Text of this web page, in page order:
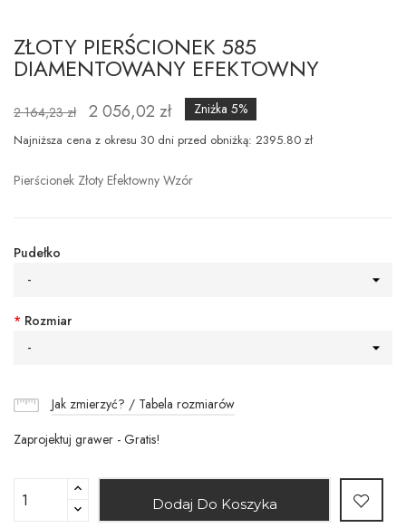
ZŁOTY PIERŚCIONEK 585
DIAMENTOWANY EFEKTOWNY
2 164,23 zł 2 056,02 zł Zniżka 5%
Najniższa cena z okresu 30 dni przed obniżką: 2395.80 zł
Pierścionek Złoty Efektowny Wzór
Pudełko
-
* Rozmiar
-
Jak zmierzyć? / Tabela rozmiarów
Zaprojektuj grawer - Gratis!
Dodaj Do Koszyka